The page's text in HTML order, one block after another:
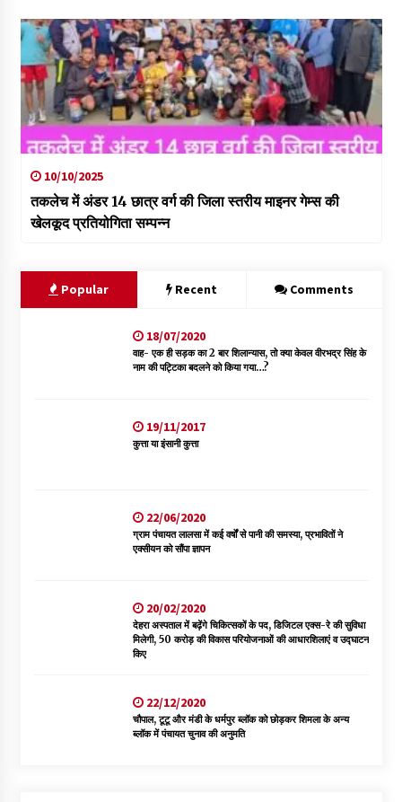
10/10/2025
तकलेच में अंडर 14 छात्र वर्ग की जिला स्तरीय माइनर गेम्स की
खेलकूद प्रतियोगिता सम्पन्न
Popular Recent Comments
18/07/2020
वाह- एक ही सड़क का 2 बार शिलान्यास, तो क्या केवल वीरभद्र सिंह के
नाम की पट्टिका बदलने को किया गया…?
19/11/2017
कुत्ता या इंसानी कुत्ता
22/06/2020
ग्राम पंचायत लालसा में कई वर्षों से पानी की समस्या, प्रभावितों ने
एक्सीयन को सौंपा ज्ञापन
20/02/2020
देहरा अस्पताल में बढ़ेंगे चिकित्सकों के पद, डिजिटल एक्स-रे की सुविधा
मिलेगी, 50 करोड़ की विकास परियोजनाओं की आधारशिलाएं व उद्घाटन
किए
22/12/2020
चौपाल, टूटू और मंडी के धर्मपुर ब्लॉक को छोड़कर शिमला के अन्य
ब्लॉक में पंचायत चुनाव की अनुमति